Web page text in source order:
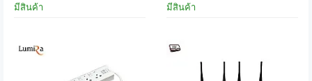
มีสินค้า มีสินค้า